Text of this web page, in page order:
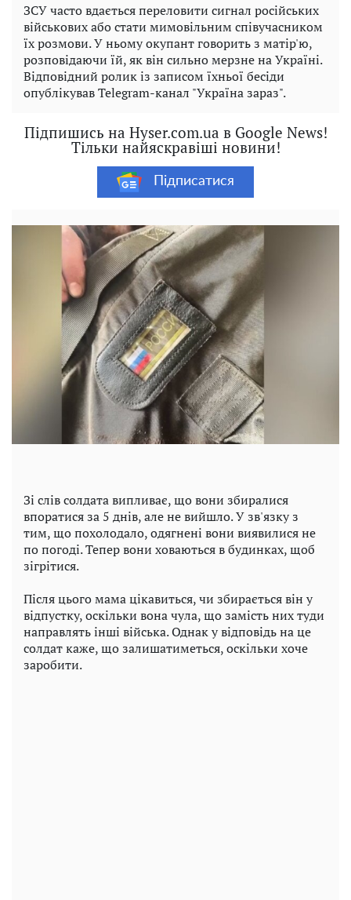
ЗСУ часто вдається переловити сигнал російських
військових або стати мимовільним співучасником
їх розмови. У ньому окупант говорить з матір'ю,
розповідаючи їй, як він сильно мерзне на Україні.
Відповідний ролик із записом їхньої бесіди
опублікував Telegram-канал "Україна зараз".
Підпишись на Hyser.com.ua в Google News!
Тільки найяскравіші новини!
Підписатися
Зі слів солдата випливає, що вони збиралися
впоратися за 5 днів, але не вийшло. У зв'язку з
тим, що похолодало, одягнені вони виявилися не
по погоді. Тепер вони ховаються в будинках, щоб
зігрітися.
Після цього мама цікавиться, чи збирається він у
відпустку, оскільки вона чула, що замість них туди
направлять інші війська. Однак у відповідь на це
солдат каже, що залишатиметься, оскільки хоче
заробити.